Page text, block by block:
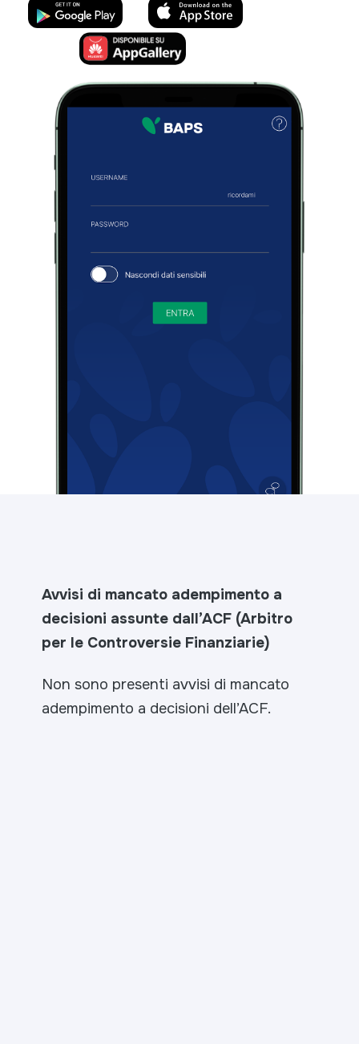
Avvisi di mancato adempimento a
decisioni assunte dall’ACF (Arbitro
per le Controversie Finanziarie)
Non sono presenti avvisi di mancato
adempimento a decisioni dell’ACF.